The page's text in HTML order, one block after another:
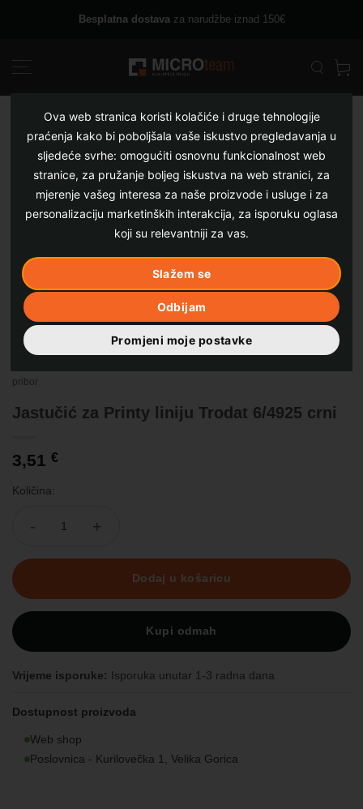
Ova web stranica koristi kolačiće i druge tehnologije
praćenja kako bi poboljšala vaše iskustvo pregledavanja u
sljedeće svrhe: omogućiti osnovnu funkcionalnost web
stranice, za pružanje boljeg iskustva na web stranici, za
mjerenje vašeg interesa za naše proizvode i usluge i za
personalizaciju marketinških interakcija, za isporuku oglasa
koji su relevantniji za vas.
Slažem se
Odbijam
Promjeni moje postavke
Besplatna dostavaza narudžbe iznad 150€
pribor
Jastučić za Printy liniju Trodat 6/4925 crni
3,51 €
Količina:
Dodaj u košaricu
Kupi odmah
Vrijeme isporuke: Isporuka unutar 1-3 radna dana
Dostupnost proizvoda
Web shop
Poslovnica - Kurilovečka 1, Velika Gorica